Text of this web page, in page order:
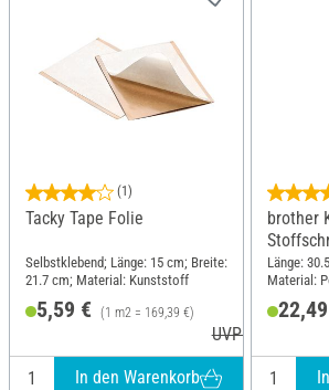
(1)
Tacky Tape Folie
Selbstklebend; Länge: 15 cm; Breite:
21.7 cm; Material: Kunststoff
5,59 € (1 m2 = 169,39 €)
UVP 5,79 €
In den Warenkorb
brother
Länge:
Material: